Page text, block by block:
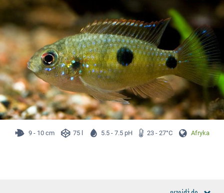
9 - 10 cm 75 l 5.5 - 7.5 pH 23 - 27°C Afryka